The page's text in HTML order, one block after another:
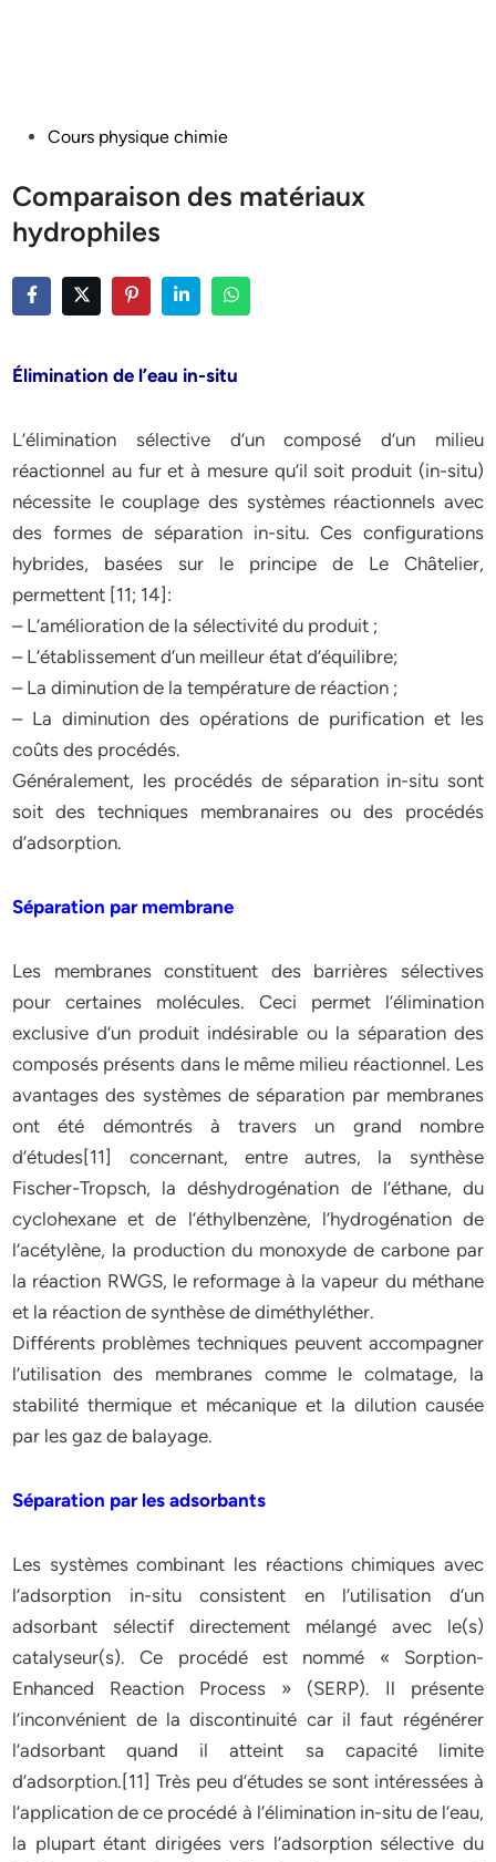
PostedCours physique chimie
Comparaison des matériaux
hydrophiles
Élimination de l’eau in-situ
L’élimination sélective d’un composé d’un milieu
réactionnel au fur et à mesure qu’il soit produit (in-situ)
nécessite le couplage des systèmes réactionnels avec
des formes de séparation in-situ. Ces configurations
hybrides, basées sur le principe de Le Châtelier,
permettent [11; 14]:
– L’amélioration de la sélectivité du produit ;
– L’établissement d’un meilleur état d’équilibre;
– La diminution de la température de réaction ;
– La diminution des opérations de purification et les
coûts des procédés.
Généralement, les procédés de séparation in-situ sont
soit des techniques membranaires ou des procédés
d’adsorption.
Séparation par membrane
Les membranes constituent des barrières sélectives
pour certaines molécules. Ceci permet l’élimination
exclusive d’un produit indésirable ou la séparation des
composés présents dans le même milieu réactionnel. Les
avantages des systèmes de séparation par membranes
ont été démontrés à travers un grand nombre
d’études[11] concernant, entre autres, la synthèse
Fischer-Tropsch, la déshydrogénation de l’éthane, du
cyclohexane et de l’éthylbenzène, l’hydrogénation de
l’acétylène, la production du monoxyde de carbone par
la réaction RWGS, le reformage à la vapeur du méthane
et la réaction de synthèse de diméthyléther.
Différents problèmes techniques peuvent accompagner
l’utilisation des membranes comme le colmatage, la
stabilité thermique et mécanique et la dilution causée
par les gaz de balayage.
Séparation par les adsorbants
Les systèmes combinant les réactions chimiques avec
l’adsorption in-situ consistent en l’utilisation d’un
adsorbant sélectif directement mélangé avec le(s)
catalyseur(s). Ce procédé est nommé « Sorption-
Enhanced Reaction Process » (SERP). Il présente
l’inconvénient de la discontinuité car il faut régénérer
l’adsorbant quand il atteint sa capacité limite
d’adsorption.[11] Très peu d’études se sont intéressées à
l’application de ce procédé à l’élimination in-situ de l’eau,
la plupart étant dirigées vers l’adsorption sélective du